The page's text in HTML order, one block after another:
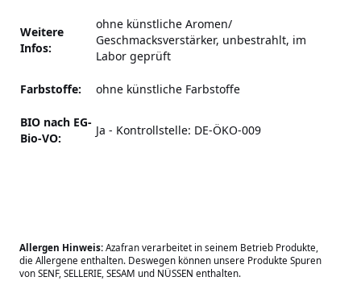
Weitere
Infos:
ohne künstliche Aromen/
Geschmacksverstärker, unbestrahlt, im
Labor geprüft
Farbstoffe: ohne künstliche Farbstoffe
BIO nach EG-
Bio-VO:
Ja - Kontrollstelle: DE-ÖKO-009
Allergen Hinweis: Azafran verarbeitet in seinem Betrieb Produkte,
die Allergene enthalten. Deswegen können unsere Produkte Spuren
von SENF, SELLERIE, SESAM und NÜSSEN enthalten.